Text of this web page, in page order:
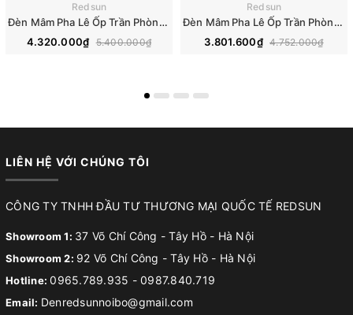
Redsun
Đèn Mâm Pha Lê Ốp Trần Phòng Khách Hiện Đại M9210
4.320.000₫ 5.400.000₫
Redsun
Đèn Mâm Pha Lê Ốp Trần Phòng Khách Hiện Đại M9196
3.801.600₫ 4.752.000₫
LIÊN HỆ VỚI CHÚNG TÔI
CÔNG TY TNHH ĐẦU TƯ THƯƠNG MẠI QUỐC TẾ REDSUN
Showroom 1: 37 Võ Chí Công - Tây Hồ - Hà Nội
Showroom 2: 92 Võ Chí Công - Tây Hồ - Hà Nội
Hotline:0965.789.935 - 0987.840.719
Email: Denredsunnoibo@gmail.com